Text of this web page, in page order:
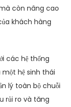
còn nâng cao
khách hàng
các hệ thống
một hệ sinh thái
lý toàn bộ chuỗi
rủi ro và tăng